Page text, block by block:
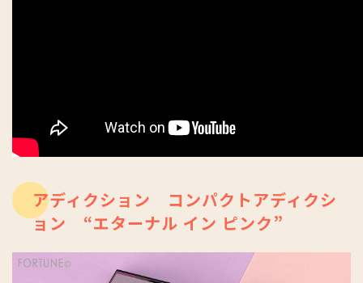
アディクション コンパクトアディクシ
ョン “エターナル イン ピンク”